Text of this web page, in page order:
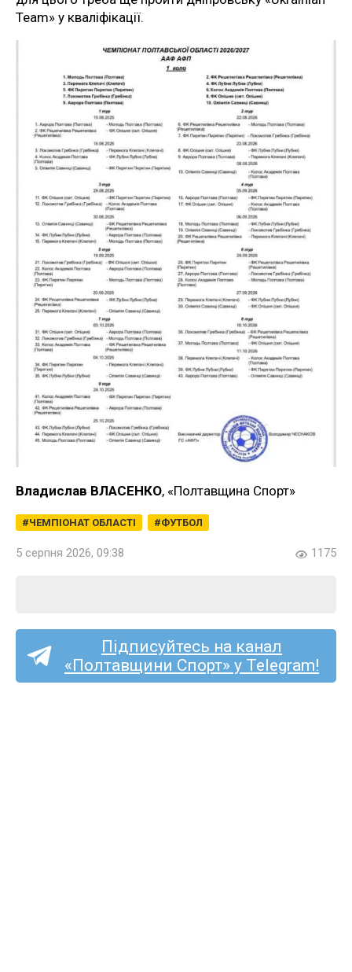
Team» у кваліфікації.
Владислав ВЛАСЕНКО, «Полтавщина Спорт»
ЧЕМПІОНАТ ОБЛАСТІ ФУТБОЛ
5 серпня 2026, 09:38 1175
Підписуйтесь на канал
«Полтавщини Спорт» у Telegram!